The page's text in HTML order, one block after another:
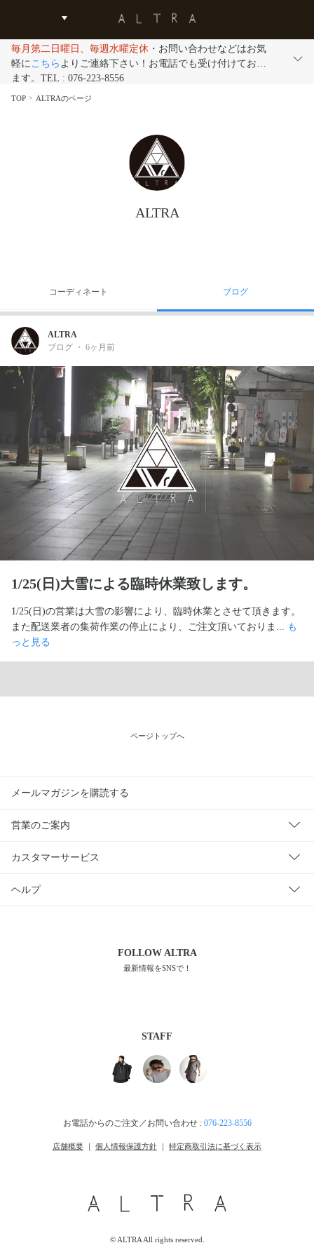
毎月第二日曜日、毎週水曜定休 ・お問い合わせなどはお気
軽にこちら よりご連絡下さい！お電話でも受け付けており
ます。TEL : 076-223-8556
TOP ALTRAのページ
ALTRA
コーディネート ブログ
ALTRA
ブログ ・ 6ヶ月前
1/25(日)大雪による臨時休業致します。
1/25(日)の営業は大雪の影響により、臨時休業とさせて頂きます。
また配送業者の集荷作業の停止により、ご注文頂いておりま... も
っと見る
ページトップへ
メールマガジンを購読する
営業のご案内
カスタマーサービス
ヘルプ
FOLLOWALTRA
最新情報をSNSで！
STAFF
お電話からのご注文／お問い合わせ : 076-223-8556
店舗概要 ｜ 個人情報保護方針 ｜ 特定商取引法に基づく表示
© ALTRA All rights reserved.